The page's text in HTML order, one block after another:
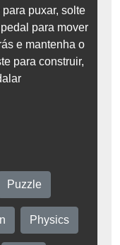
puxar, solte
para mover
e mantenha o
para construir,
Puzzle
Physics